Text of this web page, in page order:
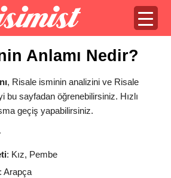
Anlamı Nedir?
, Risale isminin analizini ve Risale
bu sayfadan öğrenebilirsiniz. Hızlı
geçiş yapabilirsiniz.
: Kız, Pembe
: Arapça